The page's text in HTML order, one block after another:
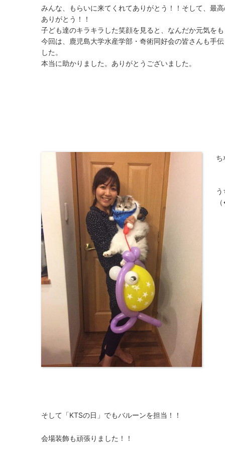
みんな、もらいに来てくれてありがとう！！そして、最
ありがとう！！
子ども達のキラキラした笑顔を見ると、なんだか元気を
今回は、鹿児島大学水産学部・奇術同好会の皆さんも手
した。
本当に助かりました。ありがとうございました。
ち
そして「KTSの日」でもバルーンを担当！！
会場装飾も頑張りました！！